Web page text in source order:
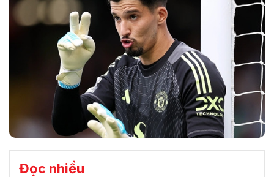
Đọc nhiều